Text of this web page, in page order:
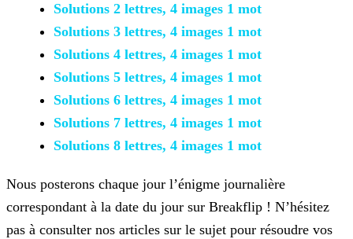
Solutions 2 lettres, 4 images 1 mot
Solutions 3 lettres, 4 images 1 mot
Solutions 4 lettres, 4 images 1 mot
Solutions 5 lettres, 4 images 1 mot
Solutions 6 lettres, 4 images 1 mot
Solutions 7 lettres, 4 images 1 mot
Solutions 8 lettres, 4 images 1 mot
Nous posterons chaque jour l’énigme journalière
correspondant à la date du jour sur Breakflip ! N’hésitez
pas à consulter nos articles sur le sujet pour résoudre vos